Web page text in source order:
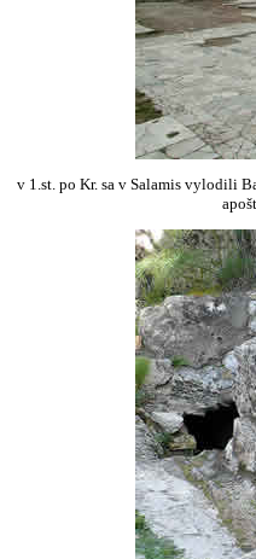
v 1.st. po Kr. sa v Salamis vylodili